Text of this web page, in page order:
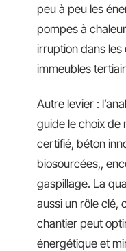
peu à peu les
pompes à
irruption dans
immeubles
Autre levier :
guide le choix de
certifié, béton
biosourcées,,
gaspillage. La
aussi un rôle clé,
chantier peut
énergétique et